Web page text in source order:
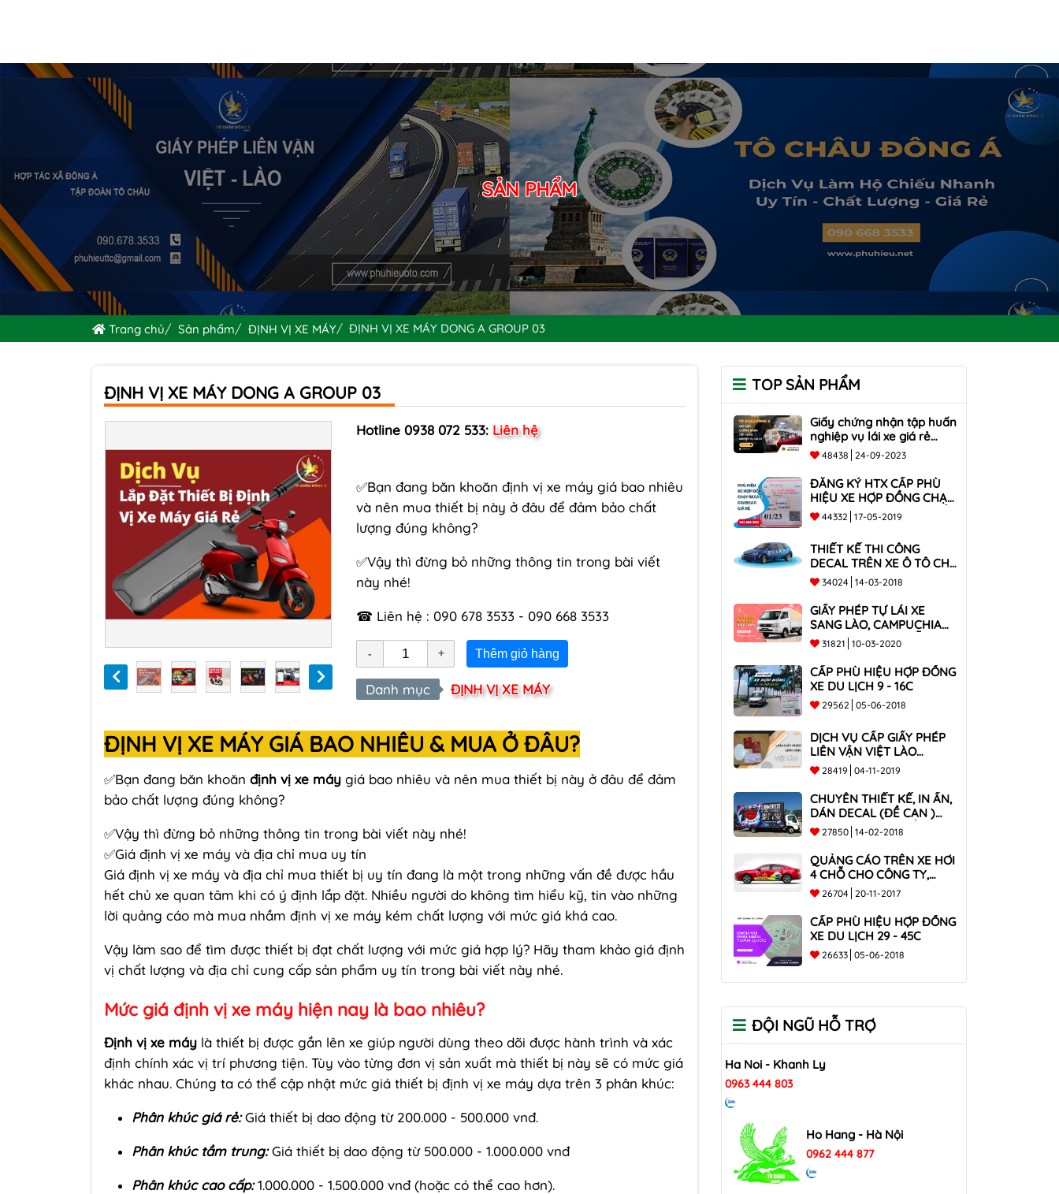
SẢN PHẨM
Trang chủ Sản phẩm ĐỊNH VỊ XE MÁY ĐỊNH VỊ XE MÁY DONG A GROUP 03
ĐỊNH VỊ XE MÁY DONG A GROUP 03
Hotline 0938 072 533: Liên hệ
✅Bạn đang băn khoăn định vị xe máy giá bao nhiêu
và nên mua thiết bị này ở đâu để đảm bảo chất
lượng đúng không?
✅Vậy thì đừng bỏ những thông tin trong bài viết
này nhé!
☎ Liên hệ : 090 678 3533 - 090 668 3533
Thêm giỏ hàng
Danh mục ĐỊNH VỊ XE MÁY
ĐỊNH VỊ XE MÁY GIÁ BAO NHIÊU & MUA Ở ĐÂU?
✅Bạn đang băn khoăn định vị xe máy giá bao nhiêu và nên mua thiết bị này ở đâu để đảm
bảo chất lượng đúng không?
✅Vậy thì đừng bỏ những thông tin trong bài viết này nhé!
✅Giá định vị xe máy và địa chỉ mua uy tín
Giá định vị xe máy và địa chỉ mua thiết bị uy tín đang là một trong những vấn đề được hầu
hết chủ xe quan tâm khi có ý định lắp đặt. Nhiều người do không tìm hiểu kỹ, tin vào những
lời quảng cáo mà mua nhầm định vị xe máy kém chất lượng với mức giá khá cao.
Vậy làm sao để tìm được thiết bị đạt chất lượng với mức giá hợp lý? Hãy tham khảo giá định
vị chất lượng và địa chỉ cung cấp sản phẩm uy tín trong bài viết này nhé.
Mức giá định vị xe máy hiện nay là bao nhiêu?
Định vị xe máy là thiết bị được gắn lên xe giúp người dùng theo dõi được hành trình và xác
định chính xác vị trí phương tiện. Tùy vào từng đơn vị sản xuất mà thiết bị này sẽ có mức giá
khác nhau. Chúng ta có thể cập nhật mức giá thiết bị định vị xe máy dựa trên 3 phân khúc:
Phân khúc giá rẻ:Giá thiết bị dao động từ 200.000 - 500.000 vnđ.
Phân khúc tầm trung:Giá thiết bị dao động từ 500.000 - 1.000.000 vnđ
Phân khúc cao cấp:1.000.000 - 1.500.000 vnđ (hoặc có thể cao hơn).
TOP SẢN PHẨM
Giấy chứng nhận tập huấn
nghiệp vụ lái xe giá rẻ
toàn quốc
48438 24-09-2023
ĐĂNG KÝ HTX CẤP PHÙ
HIỆU XE HỢP ĐỒNG CHẠY
BECAR, GRABCAR GIÁ RẺ
NHẤT
44332 17-05-2019
THIẾT KẾ THI CÔNG
DECAL TRÊN XE Ô TÔ CHO
CÔNG TY
34024 14-03-2018
GIẤY PHÉP TỰ LÁI XE
SANG LÀO, CAMPUCHIA
CHO XE DƯỚI 9 CHỖ VÀ
XE BÁN TẢI
31821 10-03-2020
CẤP PHÙ HIỆU HỢP ĐỒNG
XE DU LỊCH 9 - 16C
29562 05-06-2018
DỊCH VỤ CẤP GIẤY PHÉP
LIÊN VẬN VIỆT LÀO
NHANH CHÓNG , UY TÍN
TOÀN QUỐC
28419 04-11-2019
CHUYÊN THIẾT KẾ, IN ẤN,
DÁN DECAL (ĐỀ CAN )
TRÊN THÙNG XE TẢI CHO
CÔNG TY
27850 14-02-2018
QUẢNG CÁO TRÊN XE HƠI
4 CHỖ CHO CÔNG TY,
DOANH NGHIỆP
26704 20-11-2017
CẤP PHÙ HIỆU HỢP ĐỒNG
XE DU LỊCH 29 - 45C
26633 05-06-2018
ĐỘI NGŨ HỖ TRỢ
Ha Noi - Khanh Ly
0963 444 803
Ho Hang - Hà Nội
0962 444 877